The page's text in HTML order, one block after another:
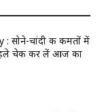
सोने-चांदी की कीमतों में
चेक कर लें आज का